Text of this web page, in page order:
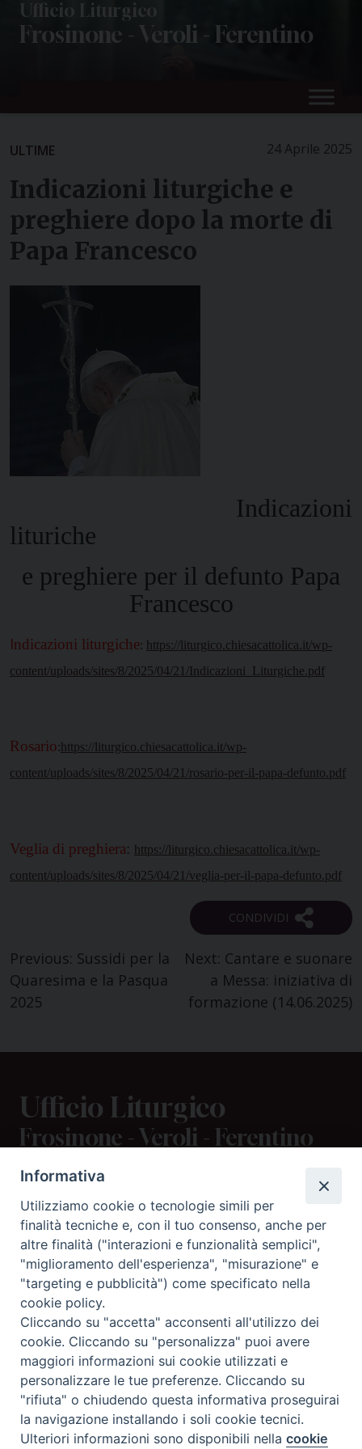
SkipUfficio Liturgico
Frosinone - Veroli - Ferentino
24 Aprile 2025
ULTIME
Indicazioni liturgiche e
preghiere dopo la morte di
Papa Francesco
Indicazioni
lituriche
e preghiere per il defunto Papa
Francesco
Indicazioni liturgiche: https://liturgico.chiesacattolica.it/wp-
content/uploads/sites/8/2025/04/21/Indicazioni_Liturgiche.pdf
Rosario:https://liturgico.chiesacattolica.it/wp-
content/uploads/sites/8/2025/04/21/rosario-per-il-papa-defunto.pdf
Veglia di preghiera: https://liturgico.chiesacattolica.it/wp-
content/uploads/sites/8/2025/04/21/veglia-per-il-papa-defunto.pdf
Navigazione
articoli
Previous: Sussidi per la
Quaresima e la Pasqua
2025
Next: Cantare e suonare
a Messa: iniziativa di
formazione (14.06.2025)
Ufficio Liturgico
Frosinone - Veroli - Ferentino
CONTATTI
viale Volsci 105 (ex via dei Monti Lepini)
70056 Frosinone (FR)
tel.
Email
SEGUICI SU
© 2025 Diocesi di Frosinone - Veroli - Ferentino
Preferenze Cookie
Informativa
Utilizziamo cookie o tecnologie simili per
finalità tecniche e, con il tuo consenso, anche per
altre finalità ("interazioni e funzionalità semplici",
"miglioramento dell'esperienza", "misurazione" e
"targeting e pubblicità") come specificato nella
cookie policy.
Cliccando su "accetta" acconsenti all'utilizzo dei
cookie. Cliccando su "personalizza" puoi avere
maggiori informazioni sui cookie utilizzati e
personalizzare le tue preferenze. Cliccando su
"rifiuta" o chiudendo questa informativa proseguirai
la navigazione installando i soli cookie tecnici.
Ulteriori informazioni sono disponibili nellacookie